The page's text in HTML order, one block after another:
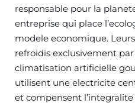
responsable pour la
entreprise qui place
modele economique.
refroidis exclusivement par
climatisation artificielle
utilisent une electricite
et compensent